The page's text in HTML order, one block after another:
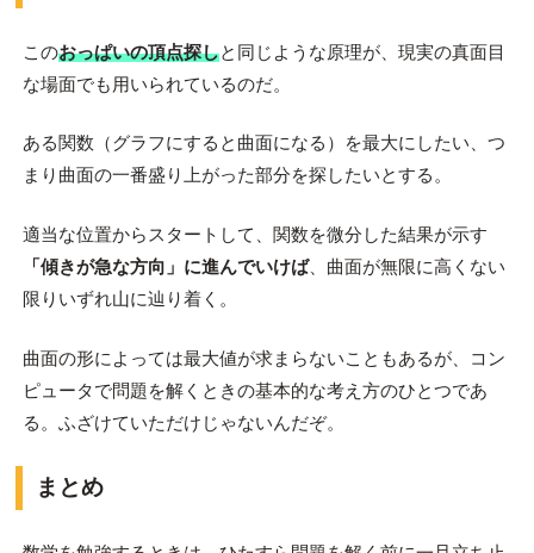
このおっぱいの頂点探しと同じような原理が、現実の真面目
な場面でも用いられているのだ。
ある関数（グラフにすると曲面になる）を最大にしたい、つ
まり曲面の一番盛り上がった部分を探したいとする。
適当な位置からスタートして、関数を微分した結果が示す
「傾きが急な方向」に進んでいけば、曲面が無限に高くない
限りいずれ山に辿り着く。
曲面の形によっては最大値が求まらないこともあるが、コン
ピュータで問題を解くときの基本的な考え方のひとつであ
る。ふざけていただけじゃないんだぞ。
まとめ